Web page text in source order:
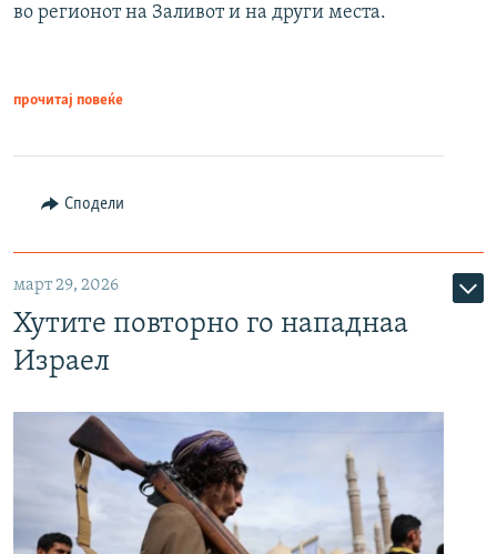
во регионот на Заливот и на други места.
прочитај повеќе
Сподели
март 29, 2026
Хутите повторно го нападнаа
Израел